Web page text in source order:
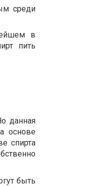
среди
в
пить
данная
основе
спирта
быть